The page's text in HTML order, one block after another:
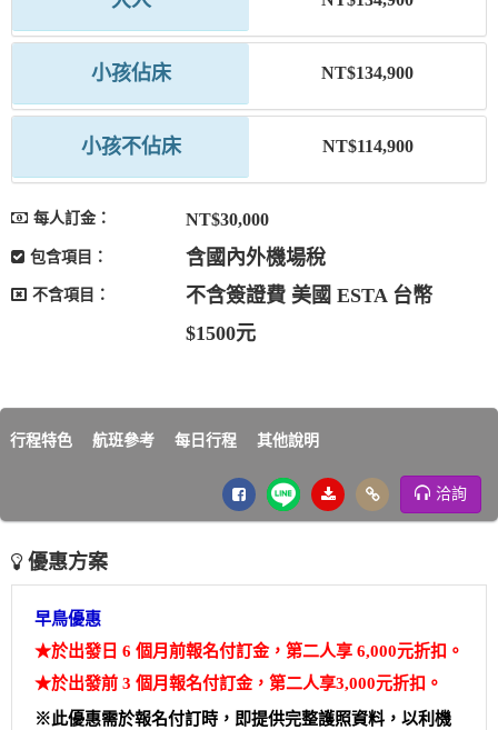
小孩佔床 NT$134,900
小孩不佔床 NT$114,900
每人訂金： NT$30,000
包含項目： 含國內外機場稅
不含項目：
不含簽證費 美國 ESTA 台幣
$1500元
行程特色 航班參考 每日行程 其他說明
洽詢
優惠方案
早鳥優惠
★於出發日 6 個月前報名付訂金，第二人享 6,000元折扣。
★於出發前 3 個月報名付訂金，第二人享3,000元折扣。
※此優惠需於報名付訂時，即提供完整護照資料，以利機